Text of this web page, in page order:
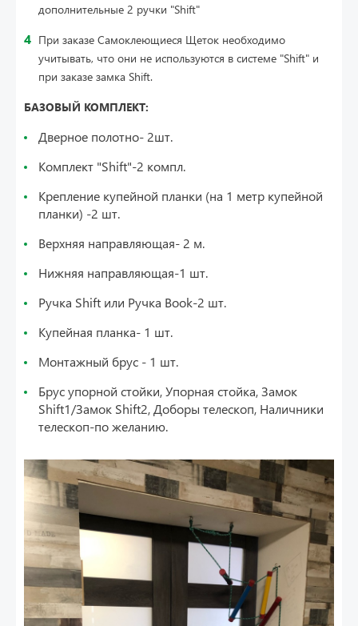
дополнительные 2 ручки "Shift"
При заказе Самоклеющиеся Щеток необходимо
учитывать, что они не используются в системе "Shift" и
при заказе замка Shift.
БАЗОВЫЙ КОМПЛЕКТ:
Дверное полотно- 2шт.
Комплект "Shift"-2 компл.
Крепление купейной планки (на 1 метр купейной
планки) -2 шт.
Верхняя направляющая- 2 м.
Нижняя направляющая-1 шт.
Ручка Shift или Ручка Book-2 шт.
Купейная планка- 1 шт.
Монтажный брус - 1 шт.
Брус упорной стойки, Упорная стойка, Замок
Shift1/Замок Shift2, Доборы телескоп, Наличники
телескоп-по желанию.